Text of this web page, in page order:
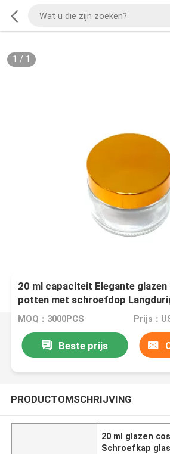
1 / 1
20 ml capaciteit Elegante
potten met schroefdop
MOQ：3000PCS Prijs：
Beste prijs
PRODUCTOMSCHRIJVING
20 ml glazen
Schroefkap